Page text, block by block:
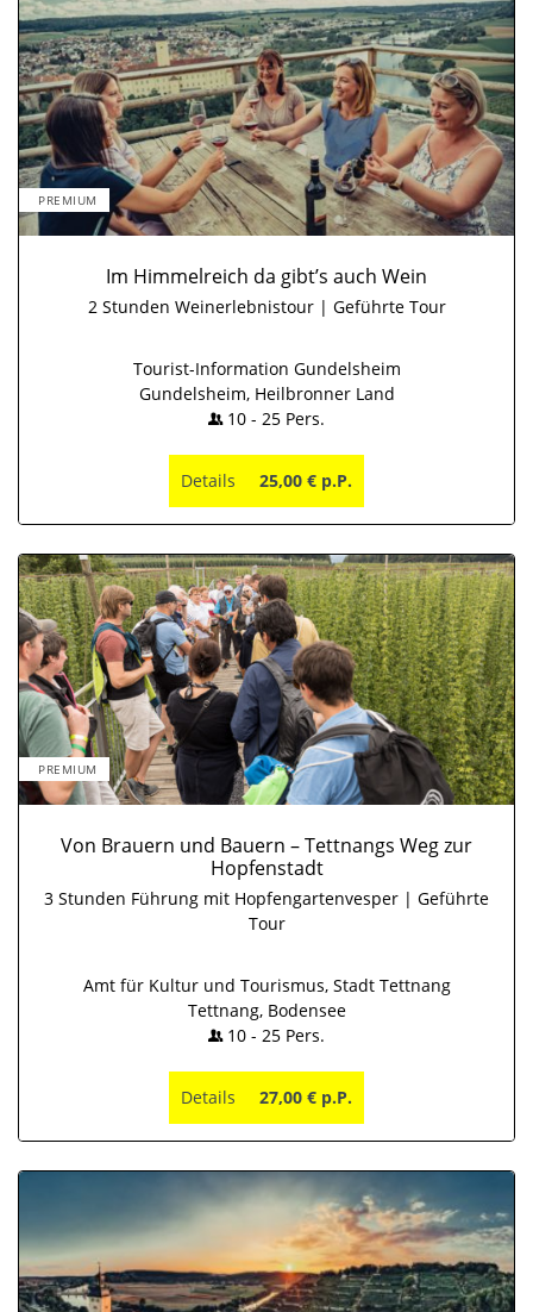
PREMIUM
Im Himmelreich da gibt’s auch Wein
2 Stunden Weinerlebnistour | Geführte Tour
Tourist-Information Gundelsheim
Gundelsheim, Heilbronner Land
10 - 25 Pers.
Details 25,00 € p.P.
PREMIUM
Von Brauern und Bauern – Tettnangs Weg zur
Hopfenstadt
3 Stunden Führung mit Hopfengartenvesper | Geführte
Tour
Amt für Kultur und Tourismus, Stadt Tettnang
Tettnang, Bodensee
10 - 25 Pers.
Details 27,00 € p.P.